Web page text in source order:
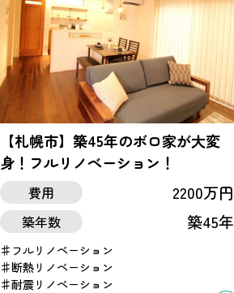
【札幌市】築45年のボロ家が大変
身！フルリノベーション！
費用 2200万円
築年数 築45年
フルリノベーション
断熱リノベーション
耐震リノベーション